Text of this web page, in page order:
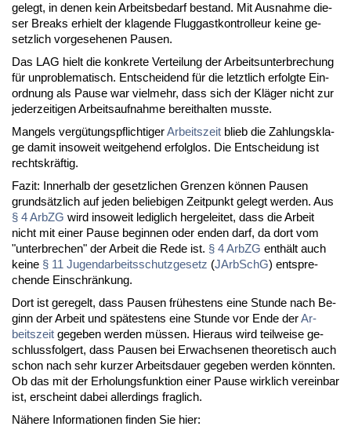
ge­legt, in de­nen kein Ar­beits­be­darf be­stand. Mit Aus­nah­me die­
ser Breaks er­hielt der kla­gen­de Flug­gast­kon­trol­leur kei­ne ge­
setz­lich vor­ge­se­he­nen Pau­sen.
Das LAG hielt die kon­kre­te Ver­tei­lung der Ar­beits­un­ter­bre­chung
für un­pro­ble­ma­tisch. Ent­schei­dend für die letzt­lich er­folg­te Ein­
ord­nung als Pau­se war viel­mehr, dass sich der Klä­ger nicht zur
je­der­zei­ti­gen Ar­beits­auf­nah­me be­reit­hal­ten muss­te.
Man­gels ver­gü­tungs­pflich­ti­gerAr­beits­zeit blieb die Zah­lungs­kla­
ge da­mit in­so­weit weit­ge­hend er­folg­los. Die Ent­schei­dung ist
rechts­kräf­tig.
Fa­zit: In­ner­halb der ge­setz­li­chen Gren­zen kön­nen Pau­sen
grund­sätz­lich auf je­den be­lie­bi­gen Zeit­punkt ge­legt wer­den. Aus
§ 4 Arb­ZG wird in­so­weit le­dig­lich her­ge­lei­tet, dass die Ar­beit
nicht mit ei­ner Pau­se be­gin­nen oder en­den darf, da dort vom
"un­ter­bre­chen" der Ar­beit die Re­de ist. § 4 Arb­ZG ent­hält auch
kei­ne § 11 Ju­gend­ar­beits­schutz­ge­setz (JAr­bSchG) ent­spre­
chen­de Ein­schrän­kung.
Dort ist ge­re­gelt, dass Pau­sen frü­hes­tens ei­ne St­un­de nach Be­
ginn der Ar­beit und spä­tes­tens ei­ne St­un­de vor En­de derAr­
beits­zeit ge­ge­ben wer­den müs­sen. Hier­aus wird teil­wei­se ge­
schluss­fol­gert, dass Pau­sen bei Er­wach­se­nen theo­re­tisch auch
schon nach sehr kur­zer Ar­beits­dau­er ge­ge­ben wer­den könn­ten.
Ob das mit der Er­ho­lungs­funk­ti­on ei­ner Pau­se wirk­lich ver­ein­bar
ist, er­scheint da­bei al­ler­dings frag­lich.
Nä­he­re In­for­ma­tio­nen fin­den Sie hier: